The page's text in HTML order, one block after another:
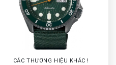
CÁC THƯƠNG HIỆU KHÁC !